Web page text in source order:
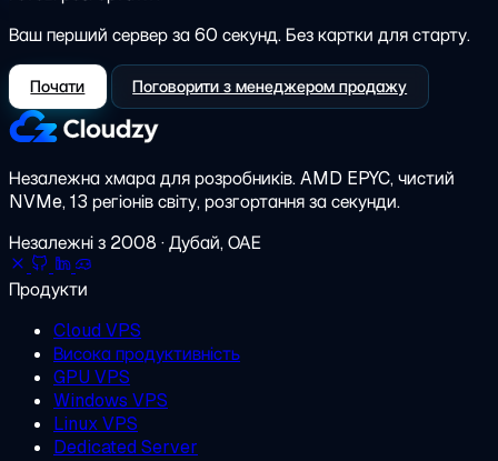
Ваш перший сервер за 60 секунд. Без картки для старту.
Почати Поговорити з менеджером продажу
Незалежна хмара для розробників.AMD EPYC, чистий
NVMe, 13 регіонів світу, розгортання за секунди.
Незалежні з 2008 · Дубай, ОАЕ
Продукти
Cloud VPS
Висока продуктивність
GPU VPS
Windows VPS
Linux VPS
Dedicated Server